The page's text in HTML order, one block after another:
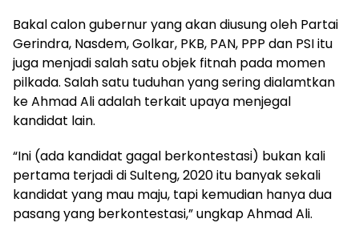
Bakal calon gubernur yang akan diusung oleh Partai
Gerindra, Nasdem, Golkar, PKB, PAN, PPP dan PSI itu
juga menjadi salah satu objek fitnah pada momen
pilkada. Salah satu tuduhan yang sering dialamtkan
ke Ahmad Ali adalah terkait upaya menjegal
kandidat lain.
“Ini (ada kandidat gagal berkontestasi) bukan kali
pertama terjadi di Sulteng, 2020 itu banyak sekali
kandidat yang mau maju, tapi kemudian hanya dua
pasang yang berkontestasi,” ungkap Ahmad Ali.